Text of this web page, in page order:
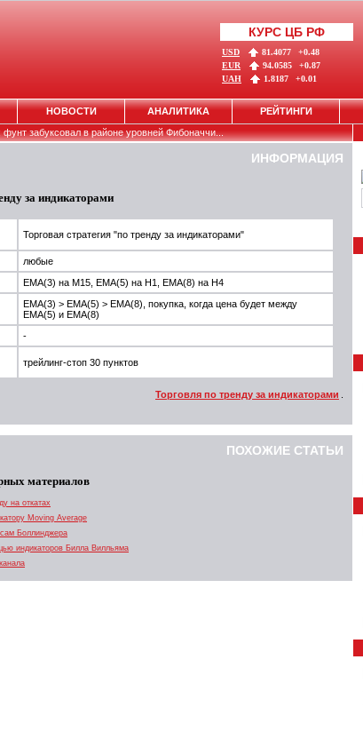
фунт забуксовал в районе уровней Фибоначчи...
ИНФОРМАЦИЯ
за индикаторами
Торговая стратегия "по тренду за индикаторами"
любые
EMA(3) на M15, EMA(5) на H1, EMA(8) на H4
EMA(3) > EMA(5) > EMA(8), покупка, когда цена будет между
EMA(5) и EMA(8)
-
трейлинг-стоп 30 пунктов
Торговля по тренду за индикаторами
ПОХОЖИЕ СТАТЬИ
материалов
на откатах
Moving Average
Боллинджера
индикаторов Билла Вилльяма
КУРС ЦБ РФ
USD 81.4077
+0.48
EUR
94.0585
+0.87
UAH
1.8187 +0.01
НОВОСТИ АНАЛИТИКА РЕЙТИНГИ